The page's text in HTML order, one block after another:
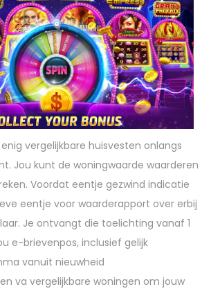
vergelijkbare huisvesten onlangs
Jou kunt de woningwaarde waarderen
Voordat eentje gezwind indicatie
eentje voor waarderapport over erbij
Je ontvangt die toelichting vanaf 1
e-brievenpos, inclusief gelijk
vanuit nieuwheid
va vergelijkbare woningen om jouw